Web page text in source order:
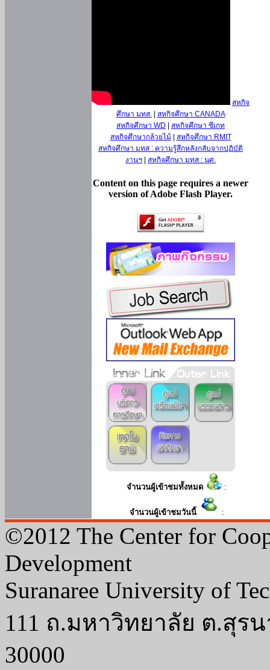
สหกิจ
ศึกษา มทส.| สหกิจศึกษา CANADA
สหกิจศึกษา WD
สหกิจศึกษา ซีเกท
สหกิจศึกษากล้วยไม้
สหกิจศึกษา RMIT
สหกิจศึกษา มทส : ความรู้สึกหลังกลับจากปฏิบัติ
งานฯ
สหกิจศึกษา มทส : นศ.
Content on this page requires a newer
version of Adobe Flash Player.
จำนวนผู้เข้าชมทั้งหมด :
จำนวนผู้เข้าชมวันนี้ :
©2012 The Center for
Development
Suranaree University of
111 ถ.มหาวิทยาลัย ต.สุร
30000